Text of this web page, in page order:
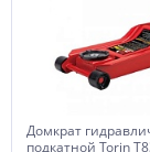
Домкрат
подкатной Torin